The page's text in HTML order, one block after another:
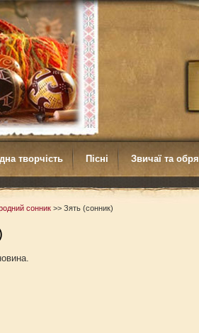
творчість Пісні Звичаї та
сонник >> Зять (сонник)